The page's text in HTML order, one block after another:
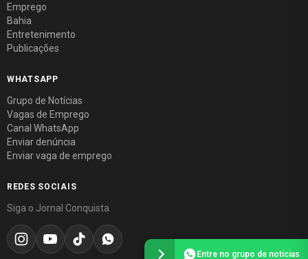
Emprego
Bahia
Entretenimento
Publicações
WHATSAPP
Grupo de Notícias
Vagas de Emprego
Canal WhatsApp
Enviar denúncia
Enviar vaga de emprego
REDES SOCIAIS
Siga o Jornal Conquista
Entre no grupo de notícias